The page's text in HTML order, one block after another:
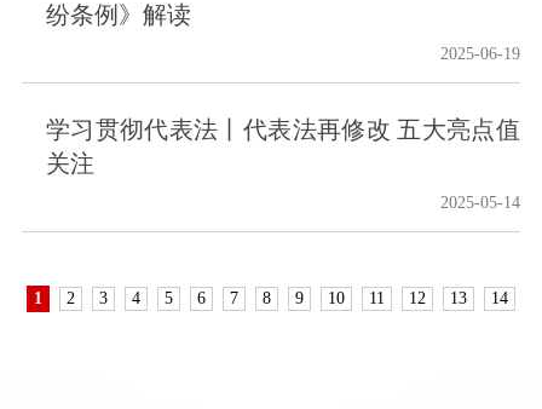
纷条例》解读
2025-06-19
学习贯彻代表法丨代表法再修改 五大亮点值
关注
2025-05-14
1 2 3 4 5 6 7 8 9 10 11 12 13 14